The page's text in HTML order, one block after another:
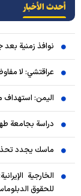
أحدث الأخبار
نوافذ زمنية بعد
عراقتشي: لا
اليمن: استهداف
دراسة بجامعة
ماسك يجدد
الخارجية
للحقوق